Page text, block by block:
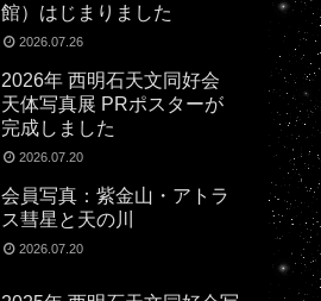
館）はじまりました
2026.07.26
2026年 西明石天文同好会
天体写真展 PRポスターが
完成しました
2026.07.20
会員写真：紫金山・アトラ
ス彗星と天の川
2026.07.20